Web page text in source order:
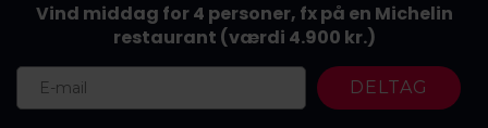
Vind middag for 4 personer, fx på en Michelin
restaurant (værdi 4.900 kr.)
DELTAG